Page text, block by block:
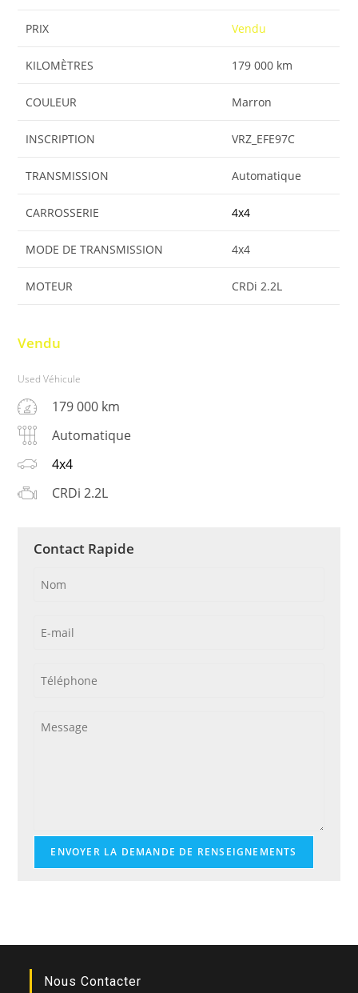
PRIX Vendu
KILOMÈTRES 179 000 km
COULEUR Marron
INSCRIPTION VRZ_EFE97C
TRANSMISSION Automatique
CARROSSERIE 4x4
MODE DE TRANSMISSION 4x4
MOTEUR CRDi 2.2L
Vendu
Used Véhicule
179 000 km
Automatique
4x4
CRDi 2.2L
Contact Rapide
ENVOYER LA DEMANDE DE RENSEIGNEMENTS
Nous Contacter